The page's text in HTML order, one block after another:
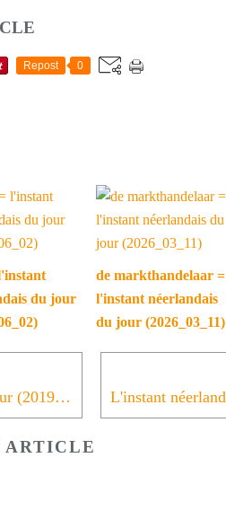
Repost 0
du jour
de markthandelaar =
l'instant néerlandais
du jour (2026_03_11)
L'instant néerlandais du jour (2019_06_10): Sinksen of Pinksteren
ARTICLE